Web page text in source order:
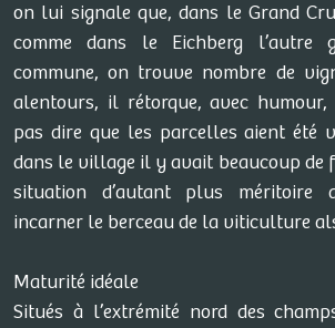
on lui signale que, dans le Grand
comme dans le Eichberg
commune, on trouve nombre de
alentours, il rétorque, avec
pas dire que les parcelles aient été
dans le village il y avait beaucoup de
situation d’autant plus méritoire
incarner le berceau de la viticulture
Maturité idéale
Situés à l’extrémité nord des